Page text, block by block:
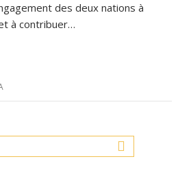
des deux nations à
à contribuer…